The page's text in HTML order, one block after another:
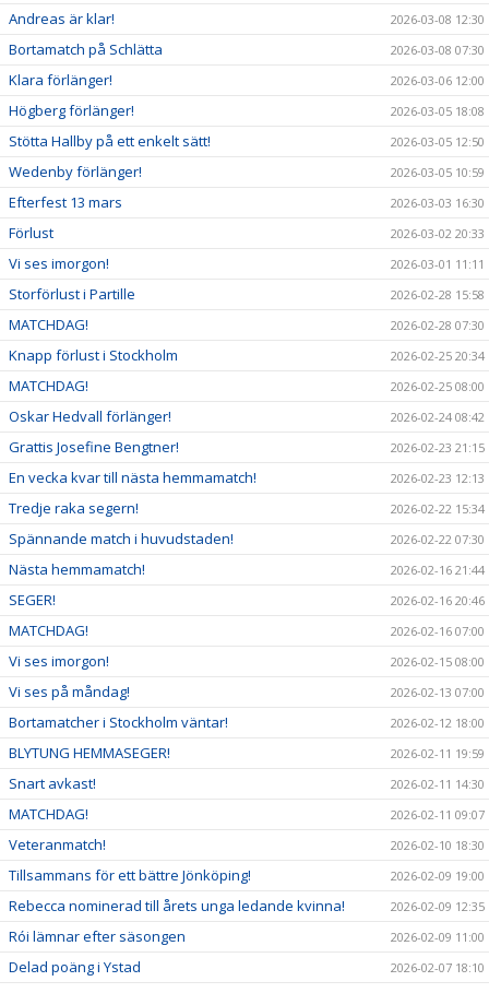
Andreas är klar! 2026-03-08 12:30
Bortamatch på Schlätta 2026-03-08 07:30
Klara förlänger! 2026-03-06 12:00
Högberg förlänger! 2026-03-05 18:08
Stötta Hallby på ett enkelt sätt! 2026-03-05 12:50
Wedenby förlänger! 2026-03-05 10:59
Efterfest 13 mars 2026-03-03 16:30
Förlust 2026-03-02 20:33
Vi ses imorgon! 2026-03-01 11:11
Storförlust i Partille 2026-02-28 15:58
MATCHDAG! 2026-02-28 07:30
Knapp förlust i Stockholm 2026-02-25 20:34
MATCHDAG! 2026-02-25 08:00
Oskar Hedvall förlänger! 2026-02-24 08:42
Grattis Josefine Bengtner! 2026-02-23 21:15
En vecka kvar till nästa hemmamatch! 2026-02-23 12:13
Tredje raka segern! 2026-02-22 15:34
Spännande match i huvudstaden! 2026-02-22 07:30
Nästa hemmamatch! 2026-02-16 21:44
SEGER! 2026-02-16 20:46
MATCHDAG! 2026-02-16 07:00
Vi ses imorgon! 2026-02-15 08:00
Vi ses på måndag! 2026-02-13 07:00
Bortamatcher i Stockholm väntar! 2026-02-12 18:00
BLYTUNG HEMMASEGER! 2026-02-11 19:59
Snart avkast! 2026-02-11 14:30
MATCHDAG! 2026-02-11 09:07
Veteranmatch! 2026-02-10 18:30
Tillsammans för ett bättre Jönköping! 2026-02-09 19:00
Rebecca nominerad till årets unga ledande kvinna! 2026-02-09 12:35
Rói lämnar efter säsongen 2026-02-09 11:00
Delad poäng i Ystad 2026-02-07 18:10